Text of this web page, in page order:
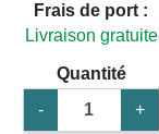
Frais de port :
Livraison gratuite
Quantité
-
+